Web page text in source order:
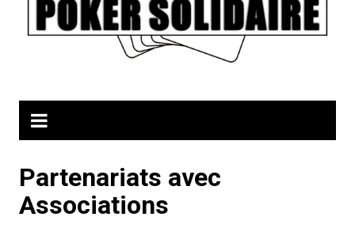
Partenariats avec
Associations